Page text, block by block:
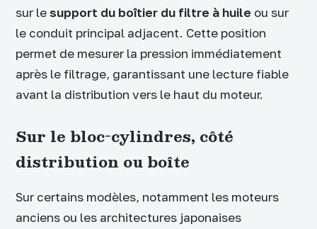
sur lesupport du boîtier du filtre à huile ou sur
le conduit principal adjacent. Cette position
permet de mesurer la pression immédiatement
après le filtrage, garantissant une lecture fiable
avant la distribution vers le haut du moteur.
Sur le bloc-cylindres, côté
distribution ou boîte
Sur certains modèles, notamment les moteurs
anciens ou les architectures japonaises